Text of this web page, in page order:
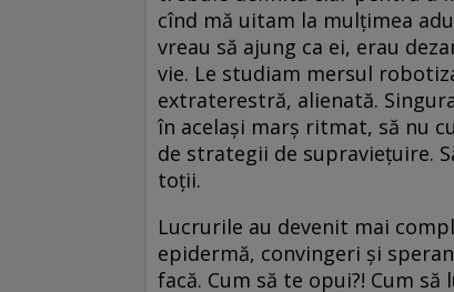
cînd mă uitam la mulțimea
vreau să ajung ca ei, erau
vie. Le studiam mersul
extraterestră, alienată.
în același marș ritmat, să nu
de strategii de supraviețuire.
toții.
Lucrurile au devenit mai
epidermă, convingeri și
facă. Cum să te opui?! Cum